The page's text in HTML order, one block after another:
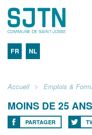
FR NL
Accueil Emplois &
MOINS DE 25
PARTAGER